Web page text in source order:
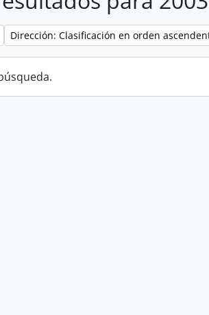
Dirección: Clasificación en orden